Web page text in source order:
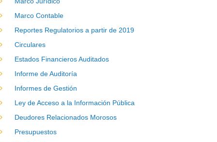
Marco Contable
Reportes Regulatorios a partir de 2019
Circulares
Estados Financieros Auditados
Informe de Auditoría
Informes de Gestión
Ley de Acceso a la Información Pública
Deudores Relacionados Morosos
Presupuestos